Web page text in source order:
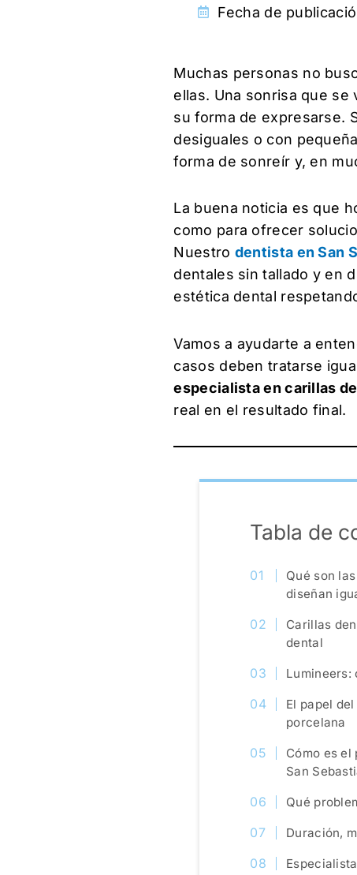
Fecha de
Muchas personas no
ellas. Una sonrisa que
su forma de expresarse.
desiguales o con
forma de sonreír y, en
La buena noticia es que
como para ofrecer
Nuestro dentista en San
dentales sin tallado y en
estética dental
Vamos a ayudarte a
casos deben tratarse
especialista en carillas
real en el resultado final.
Tabla de
Qué son
diseñan
Carillas
dental
El papel
porcelana
Cómo es
San
Qué
Duración,